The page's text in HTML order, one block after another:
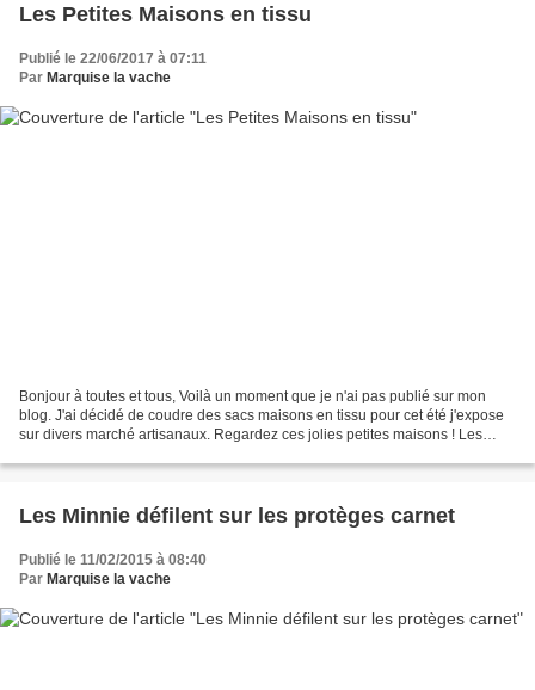
Les Petites Maisons en tissu
Publié le 22/06/2017 à 07:11
Par Marquise la vache
Bonjour à toutes et tous, Voilà un moment que je n'ai pas publié sur mon
blog. J'ai décidé de coudre des sacs maisons en tissu pour cet été j'expose
sur divers marché artisanaux. Regardez ces jolies petites maisons ! Les
Les Minnie défilent sur les protèges carnet
Publié le 11/02/2015 à 08:40
Par Marquise la vache